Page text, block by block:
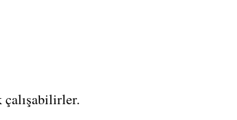
çalışabilirler.